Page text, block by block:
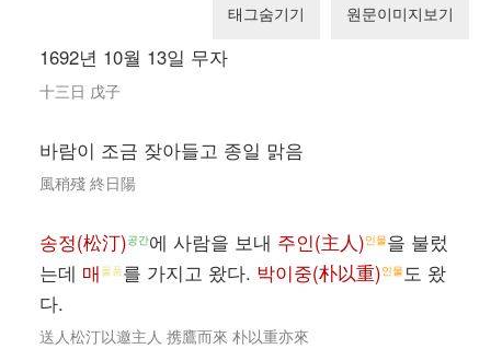
태그숨기기 원문이미지보기
1692년 10월 13일 무자
十三日 戊子
바람이 조금 잦아들고 종일 맑음
風稍殘 終日陽
송정(松汀)공간에 사람을 보내 주인(主人)인물을 불렀
는데 매 물품를 가지고 왔다. 박이중(朴以重)인물도 왔
다.
送人松汀以邀主人 携鷹而來 朴以重亦來